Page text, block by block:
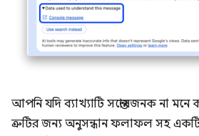
আপনি যদি ব্যাখ্যাটি সন্তোষজনক না
ত্রুটির জন্য অনুসন্ধান ফলাফল সহ